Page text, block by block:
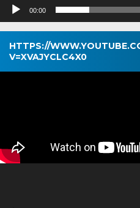
00:00
HTTPS://
V=XVAJYCLC4X0
Pemutar